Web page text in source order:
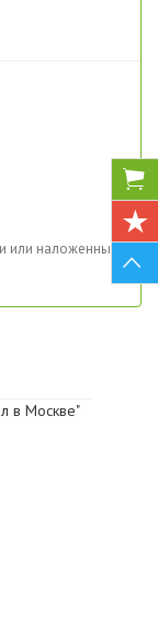
или наложенный
в Москве"